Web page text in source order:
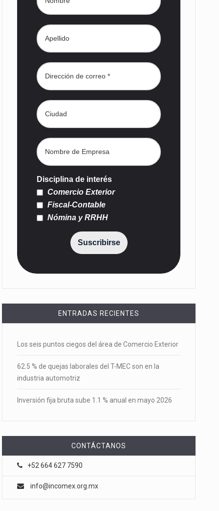
Disciplina de interés
Comercio Exterior
Fiscal-Contable
Nómina y RRHH
Suscribirse
ENTRADAS RECIENTES
Los seis puntos ciegos del área de Comercio Exterior
62.5 % de quejas laborales del T-MEC son en la
industria automotriz
Inversión fija bruta sube 1.1 % anual en mayo 2026
CONTÁCTANOS
+52 664 627 7590
info@incomex.org.mx